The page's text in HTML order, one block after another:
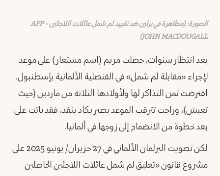
الصورة: (مظاهرة في برلين ضد تقييد لم شمل عائلات اللاجئين AFP -
JOHN MACDOUGALL)
بعد انتظار سنوات، حصلت مريم (اسم مستعار) على موعد
لإجراء «مقابلة لم شمل» في القنصلية الألمانية بإسطنبول.
اقترضت ثمن التذاكر لها ولأولادها الثلاثة من ماردين (حيث
تعيش)، وراحت تترقب الموعد بصبر يكاد ينفد، فقد باتت على
بعد خطوة من الانضمام إلى زوجها في ألمانيا.
لكن تصويت البرلمان الألماني في 27 حزيران/ يونيو 2025 على
مشروع قانون «تعليق لم شمل عائلات اللاجئين الحاصلين